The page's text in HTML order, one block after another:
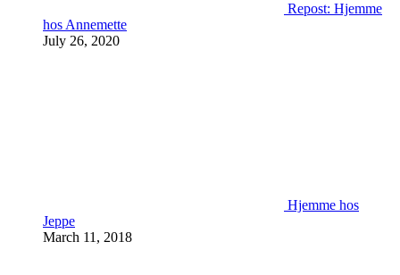
Repost: Hjemme
hos Annemette
July 26, 2020
Hjemme hos
Jeppe
March 11, 2018